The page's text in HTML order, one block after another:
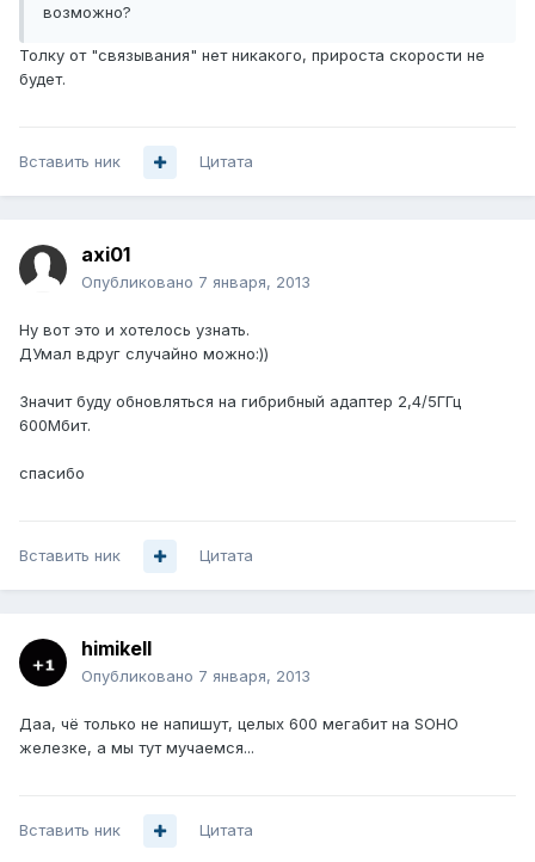
возможно?
Толку от "связывания" нет никакого, прироста скорости не
будет.
Вставить ник Цитата
axi01
Опубликовано 7 января, 2013
Ну вот это и хотелось узнать.
ДУмал вдруг случайно можно:))
Значит буду обновляться на гибрибный адаптер 2,4/5ГГц
600Мбит.
спасибо
Вставить ник Цитата
himikell
Опубликовано 7 января, 2013
Даа, чё только не напишут, целых 600 мегабит на SOHO
железке, а мы тут мучаемся...
Вставить ник Цитата